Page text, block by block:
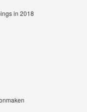
in 2018